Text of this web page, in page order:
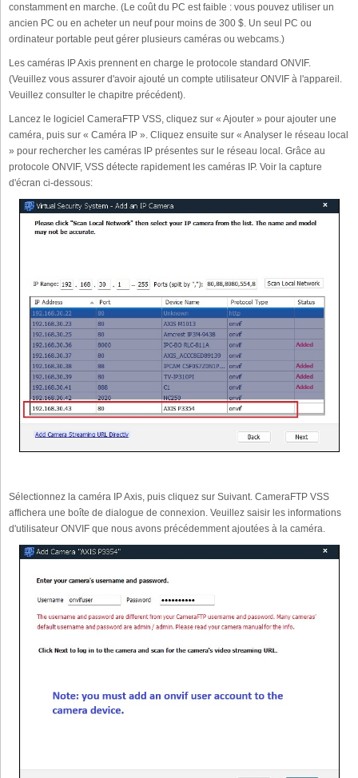
constamment en marche. (Le coût du PC est faible : vous pouvez utiliser un
ancien PC ou en acheter un neuf pour moins de 300 $. Un seul PC ou
ordinateur portable peut gérer plusieurs caméras ou webcams.)
Les caméras IP Axis prennent en charge le protocole standard ONVIF.
(Veuillez vous assurer d'avoir ajouté un compte utilisateur ONVIF à l'appareil.
Veuillez consulter le chapitre précédent).
Lancez le logiciel CameraFTP VSS, cliquez sur « Ajouter » pour ajouter une
caméra, puis sur « Caméra IP ». Cliquez ensuite sur « Analyser le réseau local
» pour rechercher les caméras IP présentes sur le réseau local. Grâce au
protocole ONVIF, VSS détecte rapidement les caméras IP. Voir la capture
d'écran ci-dessous:
Sélectionnez la caméra IP Axis, puis cliquez sur Suivant. CameraFTP VSS
affichera une boîte de dialogue de connexion. Veuillez saisir les informations
d'utilisateur ONVIF que nous avons précédemment ajoutées à la caméra.